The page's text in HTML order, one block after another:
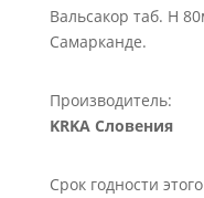
Вальсакор таб. H
Самарканде.
Производитель:
KRKA Словения
Срок годности